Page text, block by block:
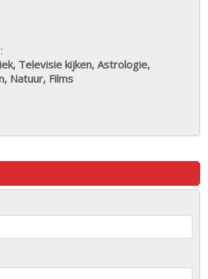
Televisie kijken, Astrologie,
Natuur, Films